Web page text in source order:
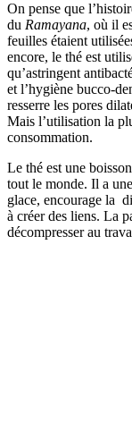
On pense que
du Ramayana, où il
feuilles étaient
encore, le thé est
qu’astringent
et l’hygiène bucco-
resserre les pores
Mais l’utilisation la
consommation.
Le thé est une
tout le monde. Il a
glace, encourage la
à créer des liens. La
décompresser au